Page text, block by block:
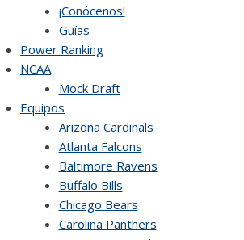
¡Conócenos!
Guías
Power Ranking
NCAA
Mock Draft
Equipos
Arizona Cardinals
Atlanta Falcons
Baltimore Ravens
Buffalo Bills
Chicago Bears
Carolina Panthers